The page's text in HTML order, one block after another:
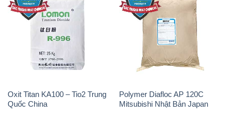
Oxit Titan KA100 – Tio2 Trung
Quốc China
Polymer Diafloc AP 120C
Mitsubishi Nhật Bản Japan